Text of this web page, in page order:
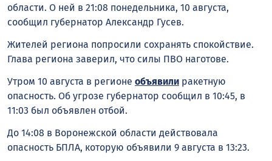
области. О ней в 21:08 понедельника, 10 августа,
сообщил губернатор Александр Гусев.
Жителей региона попросили сохранять спокойствие.
Глава региона заверил, что силы ПВО наготове.
Утром 10 августа в регионе объявили ракетную
опасность. Об угрозе губернатор сообщил в 10:45, в
11:03 был объявлен отбой.
До 14:08 в Воронежской области действовала
опасность БПЛА, которую объявили 9 августа в 13:23.